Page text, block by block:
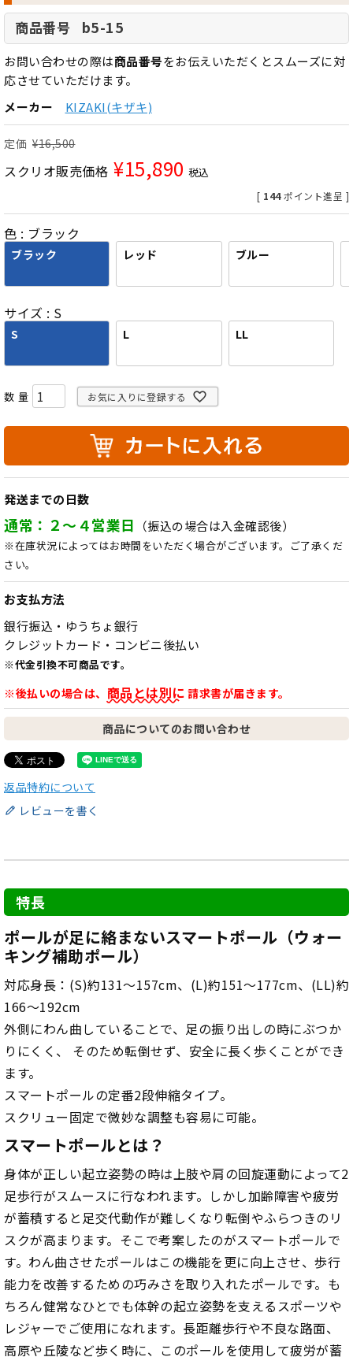
商品番号 b5-15
お問い合わせの際は商品番号をお伝えいただくとスムーズに対
応させていただけます。
メーカー
KIZAKI(キザキ)
定価 ¥16,500
スクリオ販売価格 ¥15,890 税込
[ 144 ポイント進呈 ]
色 ブラック
ブラック レッド ブルー
サイズ S
S L LL
お気に入りに登録する
発送までの日数
通常：２～４営業日 （振込の場合は入金確認後）
※在庫状況によってはお時間をいただく場合がございます。ご了承くだ
さい。
お支払方法
銀行振込・ゆうちょ銀行
クレジットカード・コンビニ後払い
※代金引換不可商品です。
※後払いの場合は、 商品とは別に 請求書が届きます。
商品についてのお問い合わせ
返品特約について
レビューを書く
特長
ポールが足に絡まないスマートポール（ウォー
キング補助ポール）
対応身長：(S)約131～157cm、(L)約151～177cm、(LL)約
166～192cm
外側にわん曲していることで、足の振り出しの時にぶつか
りにくく、 そのため転倒せず、安全に長く歩くことができ
ます。
スマートポールの定番2段伸縮タイプ。
スクリュー固定で微妙な調整も容易に可能。
スマートポールとは？
身体が正しい起立姿勢の時は上肢や肩の回旋運動によって2
足歩行がスムースに行なわれます。しかし加齢障害や疲労
が蓄積すると足交代動作が難しくなり転倒やふらつきのリ
スクが高まります。そこで考案したのがスマートポールで
す。わん曲させたポールはこの機能を更に向上させ、歩行
能力を改善するための巧みさを取り入れたポールです。も
ちろん健常なひとでも体幹の起立姿勢を支えるスポーツや
レジャーでご使用になれます。長距離歩行や不良な路面、
高原や丘陵など歩く時に、このポールを使用して疲労が蓄